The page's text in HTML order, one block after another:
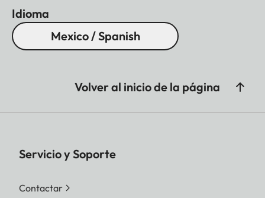
Idioma
Mexico / Spanish
Volver al inicio de la página
Servicio y Soporte
Contactar